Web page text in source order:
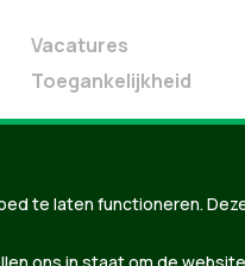
Vacatures
Toegankelijkheid
te laten functioneren.